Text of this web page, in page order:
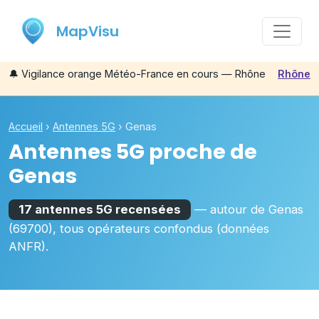
MapVisu
🔔 Vigilance orange Météo-France en cours — Rhône Rhône
Accueil › Antennes 5G › Genas
Antennes 5G proche de
Genas
17 antennes 5G recensées — autour de Genas
(69700), tous opérateurs confondus (données
ANFR).